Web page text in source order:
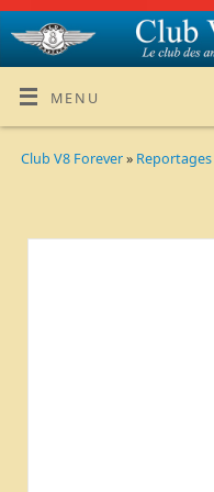
MENU
Club V8 Forever» Reportages